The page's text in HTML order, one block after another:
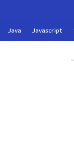
Java Javascript